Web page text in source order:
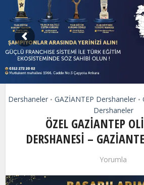
Dershaneler • GAZİANTEP Dershaneler •
Dershaneler
ÖZEL GAZİANTEP
DERSHANESİ –
Yorumla